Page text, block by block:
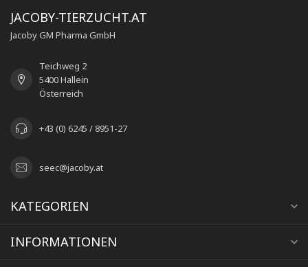
JACOBY-TIERZUCHT.AT
Jacoby GM Pharma GmbH
Teichweg 2
5400 Hallein
Österreich
+43 (0) 6245 / 8951-27
seec@jacoby.at
KATEGORIEN
INFORMATIONEN